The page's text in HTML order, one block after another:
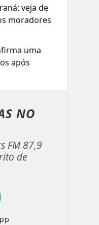
veja de
moradores
uma
após
NO
FM 87,9
de